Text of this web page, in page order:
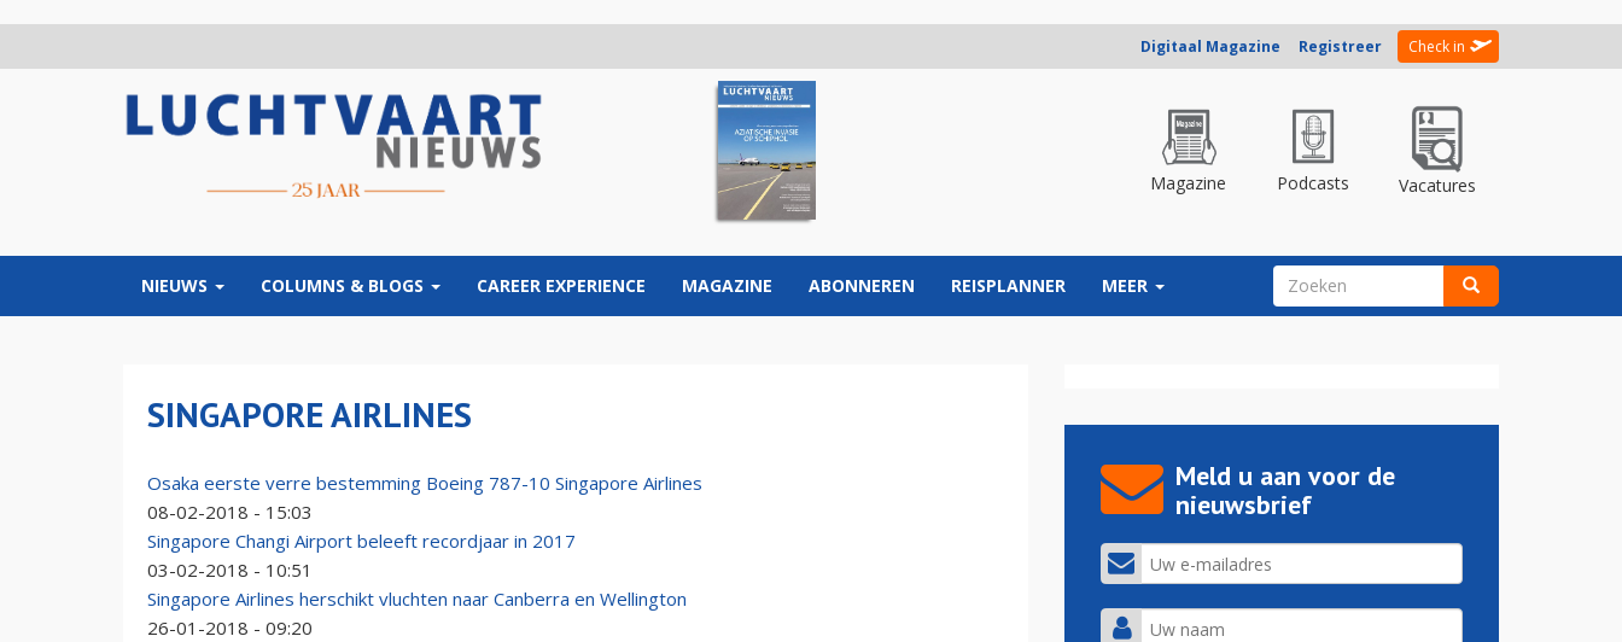
Digitaal Magazine Registreer Check in
Magazine Podcasts Vacatures
NIEUWS COLUMNS & BLOGS CAREER EXPERIENCE MAGAZINE ABONNEREN REISPLANNER MEER ZOEKVELD
SINGAPORE AIRLINES
Osaka eerste verre bestemming Boeing 787-10 Singapore Airlines
08-02-2018 - 15:03
Singapore Changi Airport beleeft recordjaar in 2017
03-02-2018 - 10:51
Singapore Airlines herschikt vluchten naar Canberra en Wellington
26-01-2018 - 09:20
Meld u aan voor de
nieuwsbrief